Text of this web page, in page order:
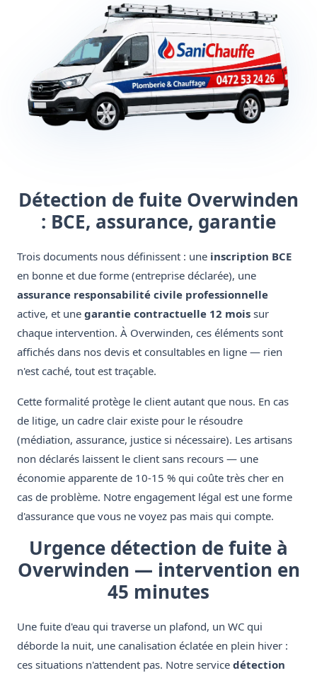
Détection de fuite Overwinden
: BCE, assurance, garantie
Trois documents nous définissent : une inscription BCE
en bonne et due forme (entreprise déclarée), une
assurance responsabilité civile professionnelle
active, et une garantie contractuelle 12 mois sur
chaque intervention. À Overwinden, ces éléments sont
affichés dans nos devis et consultables en ligne — rien
n'est caché, tout est traçable.
Cette formalité protège le client autant que nous. En cas
de litige, un cadre clair existe pour le résoudre
(médiation, assurance, justice si nécessaire). Les artisans
non déclarés laissent le client sans recours — une
économie apparente de 10-15 % qui coûte très cher en
cas de problème. Notre engagement légal est une forme
d'assurance que vous ne voyez pas mais qui compte.
Urgence détection de fuite à
Overwinden — intervention en
45 minutes
Une fuite d'eau qui traverse un plafond, un WC qui
déborde la nuit, une canalisation éclatée en plein hiver :
ces situations n'attendent pas. Notre service détection